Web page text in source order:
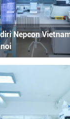
Nepcon